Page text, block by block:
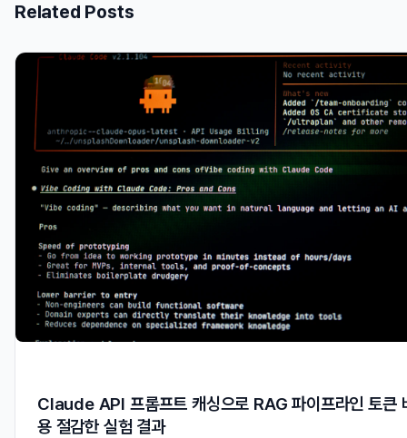
Related Posts
Claude API 프롬프트 캐싱으로 RAG 파이프라인 토큰
용 절감한 실험 결과